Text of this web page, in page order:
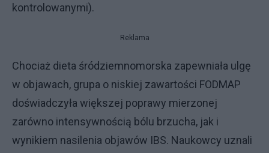
kontrolowanymi).
Reklama
Chociaż dieta śródziemnomorska zapewniała ulgę
w objawach, grupa o niskiej zawartości FODMAP
doświadczyła większej poprawy mierzonej
zarówno intensywnością bólu brzucha, jak i
wynikiem nasilenia objawów IBS. Naukowcy uznali